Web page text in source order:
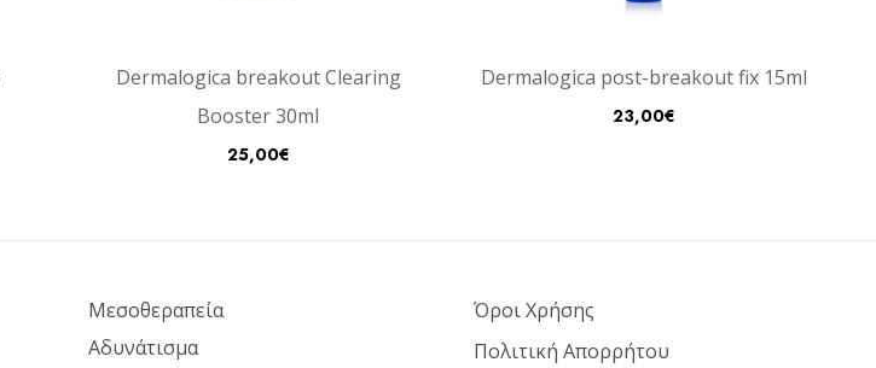
Dermalogica breakout Clearing
Booster 30ml
25,00€
Dermalogica post-breakout fix 15ml
23,00€
Μεσοθεραπεία
Αδυνάτισμα
Όροι Χρήσης
Πολιτική Απορρήτου